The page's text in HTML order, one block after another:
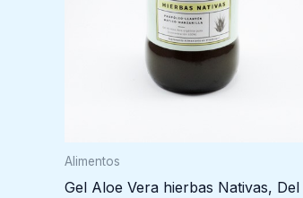
Alimentos
Gel Aloe Vera hierbas Nativas, Del